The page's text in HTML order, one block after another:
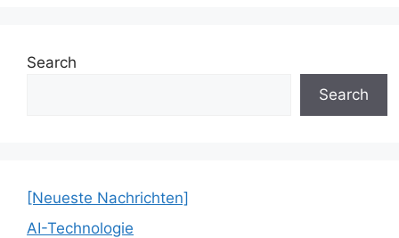
Search
Search
[Neueste Nachrichten]
AI-Technologie